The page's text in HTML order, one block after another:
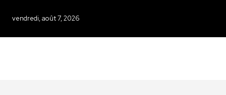
vendredi, août 7, 2026